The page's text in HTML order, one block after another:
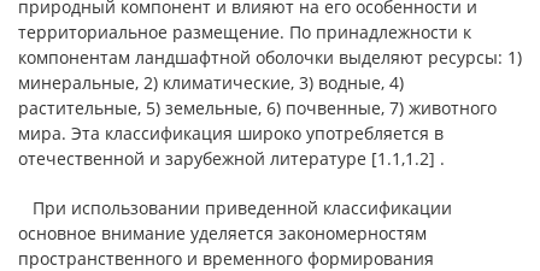
природный компонент и влияют на его особенности и
территориальное размещение. По принадлежности к
компонентам ландшафтной оболочки выделяют ресурсы: 1)
минеральные, 2) климатические, 3) водные, 4)
растительные, 5) земельные, 6) почвенные, 7) животного
мира. Эта классификация широко употребляется в
отечественной и зарубежной литературе [1.1,1.2] .
При использовании приведенной классификации
основное внимание уделяется закономерностям
пространственного и временного формирования